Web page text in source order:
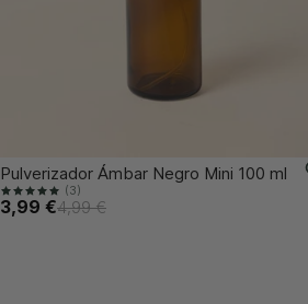
-20%
Pulverizador Ámbar Negro Mini 100 ml
(3)
3,99 €4,99 €